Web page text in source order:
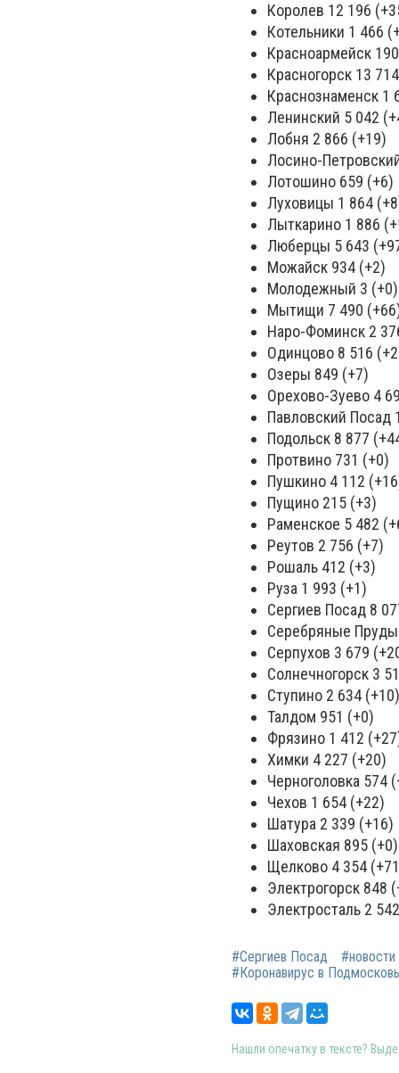
Королев 12 196
Котельники 1 466
Красноармейск
Красногорск 13
Краснознаменск 1
Ленинский 5 042
Лобня 2 866 (+19)
Лосино-
Лотошино 659 (+6)
Луховицы 1 864
Лыткарино 1 886
Люберцы 5 643
Можайск 934 (+2)
Молодежный 3 (+0)
Мытищи 7 490
Наро-Фоминск 2
Одинцово 8 516
Озеры 849 (+7)
Орехово-Зуево 4
Павловский Посад
Подольск 8 877
Протвино 731 (+0)
Пушкино 4 112
Пущино 215 (+3)
Раменское 5 482
Реутов 2 756 (+7)
Рошаль 412 (+3)
Руза 1 993 (+1)
Сергиев Посад 8
Серебряные
Серпухов 3 679
Солнечногорск 3
Ступино 2 634 (+10)
Талдом 951 (+0)
Фрязино 1 412
Химки 4 227 (+20)
Черноголовка 574
Чехов 1 654 (+22)
Шатура 2 339 (+16)
Шаховская 895 (+0)
Щелково 4 354
Электрогорск 848
Электросталь 2
#Сергиев Посад
#новости
#Коронавирус в
Нашли опечатку в тексте?